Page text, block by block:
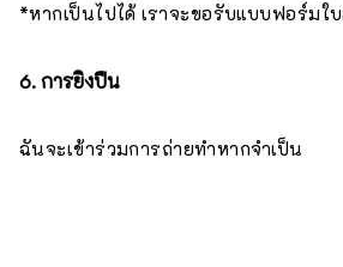
*หากเป็นไปได้ เราจะขอรับแบบฟอร์มใ
6. การยิงปืน
ฉันจะเข้าร่วมการถ่ายทำหากจำเป็น